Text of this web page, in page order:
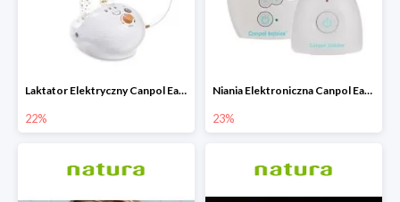
Laktator Elektryczny Canpol Easy Start -22%
22%
Niania Elektroniczna Canpol EasyStart
23%